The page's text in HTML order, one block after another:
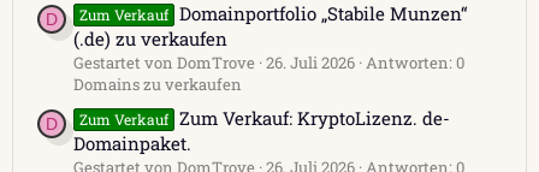
D Zum Verkauf Domainportfolio „Stabile Munzen“
(.de) zu verkaufen
Gestartet von DomTrove 26. Juli 2026 Antworten: 0
Domains zu verkaufen
D Zum Verkauf Zum Verkauf: KryptoLizenz. de-
Domainpaket.